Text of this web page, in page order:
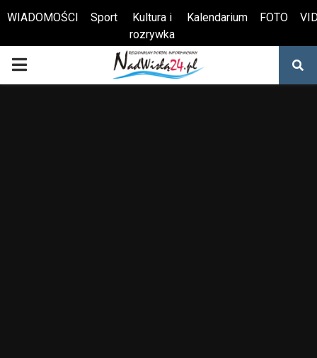
Otwórz pasek narzędzi
WIADOMOŚCI Sport
Kultura i
rozrywka
Kalendarium FOTO
PRIMARY